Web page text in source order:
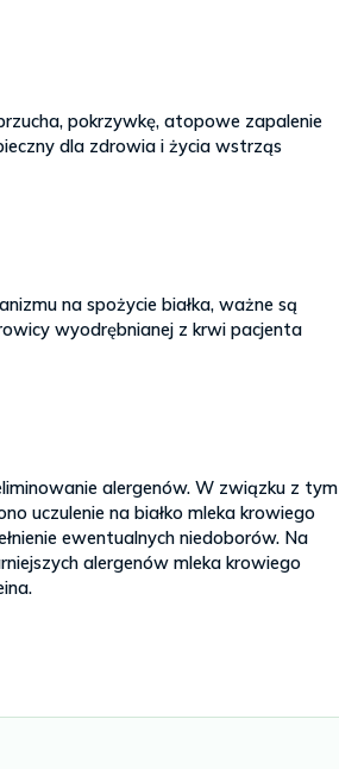
pokrzywkę, atopowe zapalenie
dla zdrowia i życia wstrząs
na spożycie białka, ważne są
wyodrębnianej z krwi pacjenta
alergenów. W związku z tym
uczulenie na białko mleka krowiego
ewentualnych niedoborów. Na
alergenów mleka krowiego